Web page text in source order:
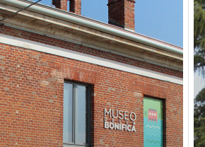
liberamente visitabile.